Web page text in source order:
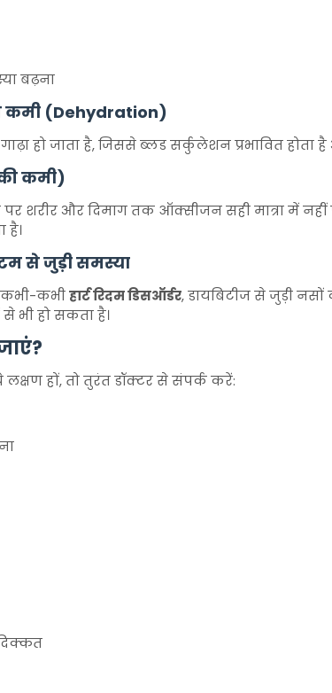
बढ़ना
कमी (Dehydration)
हो जाता है, जिससे ब्लड सर्कुलेशन प्रभावित
कमी)
शरीर और दिमाग तक ऑक्सीजन सही मात्रा में
से जुड़ी समस्या
कभी-कभीहार्ट रिदम डिसऑर्डर, डायबिटीज से जुड़ी नसों
भी हो सकता है।
हों, तो तुरंत डॉक्टर से संपर्क करें: